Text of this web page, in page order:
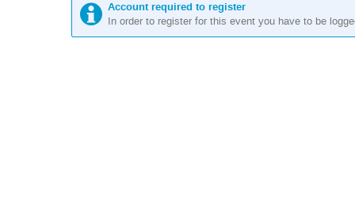
Account required to register
In order to register for this event you have to be